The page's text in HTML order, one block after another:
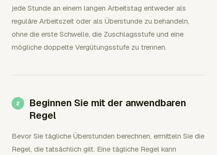
jede Stunde an einem langen Arbeitstag entweder als
reguläre Arbeitszeit oder als Überstunde zu behandeln,
ohne die erste Schwelle, die Zuschlagsstufe und eine
mögliche doppelte Vergütungsstufe zu trennen.
Beginnen Sie mit der anwendbaren
Regel
Bevor Sie tägliche Überstunden berechnen, ermitteln Sie die
Regel, die tatsächlich gilt. Eine tägliche Regel kann